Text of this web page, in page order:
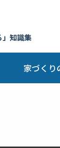
知識集
家づくり